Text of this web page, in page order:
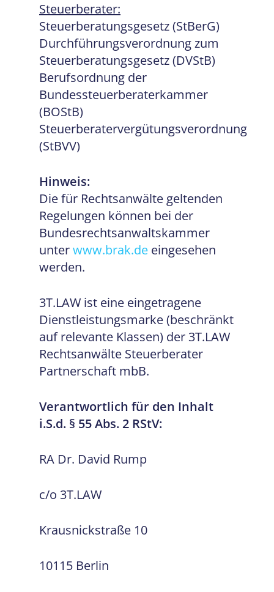
Steuerberater:
Steuerberatungsgesetz (StBerG)
Durchführungsverordnung zum
Steuerberatungsgesetz (DVStB)
Berufsordnung der
Bundessteuerberaterkammer
(BOStB)
Steuerberatervergütungsverordnung
(StBVV)
Hinweis:
Die für Rechtsanwälte geltenden
Regelungen können bei der
Bundesrechtsanwaltskammer
unterwww.brak.de eingesehen
werden.
3T.LAW ist eine eingetragene
Dienstleistungsmarke (beschränkt
auf relevante Klassen) der 3T.LAW
Rechtsanwälte Steuerberater
Partnerschaft mbB.
Verantwortlich für den Inhalt
i.S.d. § 55 Abs. 2 RStV:
RA Dr. David Rump
c/o 3T.LAW
Krausnickstraße 10
10115 Berlin